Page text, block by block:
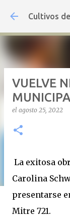
Cultivos
VUELVE
el agosto 25, 2022
La exitosa
Carolina
presentarse
Mitre 721.